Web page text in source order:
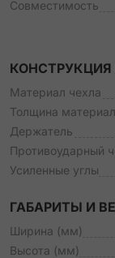
Совместимость
Материал чехла
Толщина
Держатель
Противоударный
Усиленные углы
ГАБАРИТЫ И
Ширина (мм)
Высота (мм)